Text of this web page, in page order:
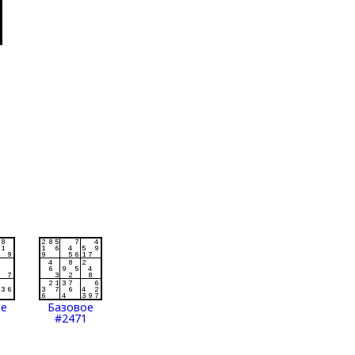
Базовое
#2471